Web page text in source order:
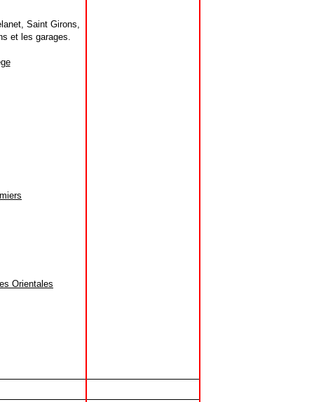
Saint Girons,
et les garages.
Orientales